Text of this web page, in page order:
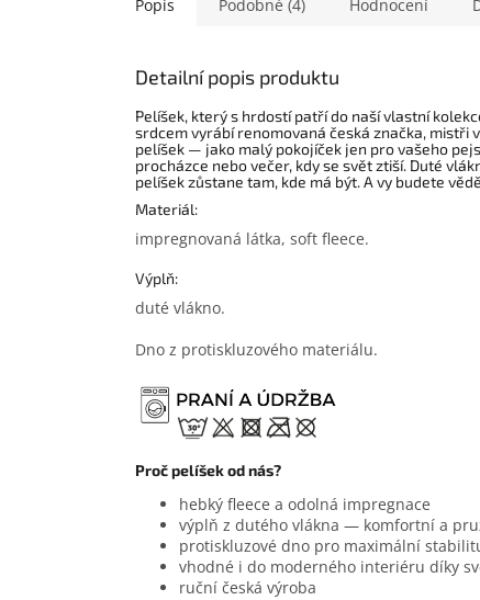
Popis Podobné (4) Hodnocení
Detailní popis produktu
Pelíšek, který s hrdostí patří do naší vlastní
srdcem vyrábí renomovaná česká značka, mistři
pelíšek — jako malý pokojíček jen pro vašeho
procházce nebo večer, kdy se svět ztiší. Duté
pelíšek zůstane tam, kde má být. A vy budete
Materiál:
impregnovaná látka, soft fleece.
Výplň:
duté vlákno.
Dno z protiskluzového materiálu.
Proč pelíšek od nás?
hebký fleece a odolná impregnace
výplň z dutého vlákna — komfortní a
protiskluzové dno pro maximální
vhodné i do moderného interiéru díky
ruční česká výroba